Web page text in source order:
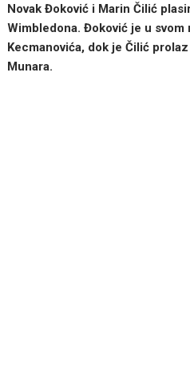
Novak Đoković i Marin Čilić
Wimbledona. Đoković je u
Kecmanovića, dok je Čilić
Munara.